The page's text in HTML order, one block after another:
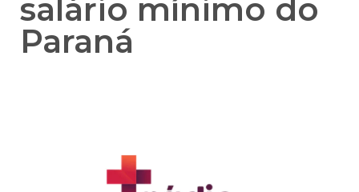
salário mínimo do
Paraná